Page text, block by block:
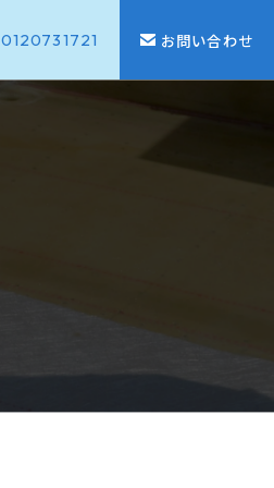
0120731721 お問い合わせ